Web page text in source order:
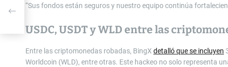
“Sus fondos están seguros y nuestro equipo continúa
USDC, USDT y WLD entre las
Entre las criptomonedas robadas, BingX detalló que se incluyen
Worldcoin (WLD), entre otras. Este hackeo no solo representa